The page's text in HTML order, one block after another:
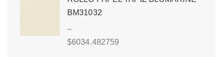
BM31032
–
$6034.482759